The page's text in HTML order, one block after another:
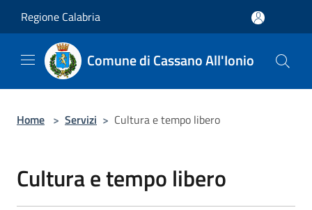
Regione Calabria
Comune di Cassano All'Ionio
Home > Servizi > Cultura e tempo libero
Cultura e tempo libero